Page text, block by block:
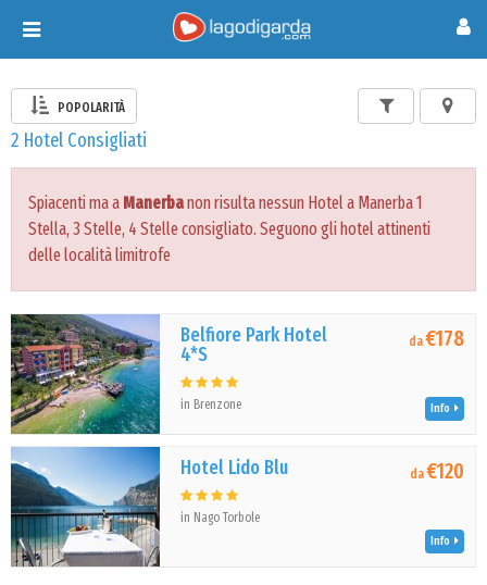
Toggle
navigation
POPOLARITÀ
2 Hotel Consigliati
Spiacenti ma a Manerbanon risulta nessun Hotel a Manerba 1
Stella, 3 Stelle, 4 Stelle consigliato. Seguono gli hotel attinenti
delle località limitrofe
Belfiore Park Hotel
4*S
in Brenzone
da€178
Info
Hotel Lido Blu
in Nago Torbole
da€120
Info